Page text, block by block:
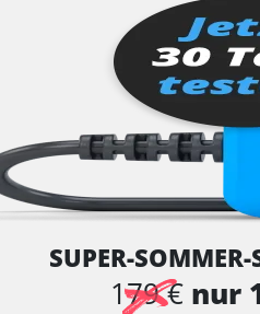
SUPER-
179 € nur